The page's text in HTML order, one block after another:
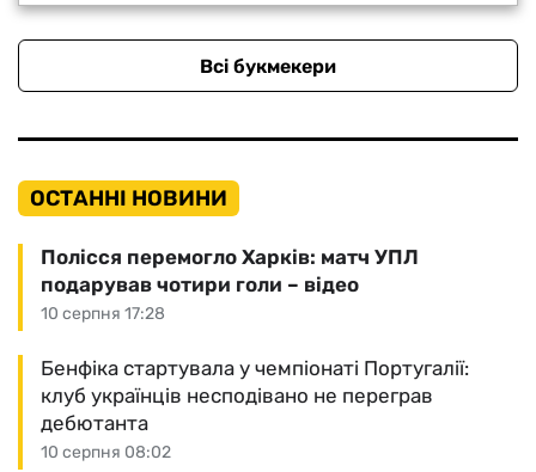
Всі букмекери
ОСТАННІ НОВИНИ
10 серпня 17:28
Полісся перемогло Харків: матч УПЛ
подарував чотири голи – відео
10 серпня 08:02
Бенфіка стартувала у чемпіонаті Португалії:
клуб українців несподівано не переграв
дебютанта